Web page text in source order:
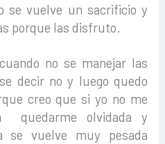
se vuelve un sacrificio y
porque las disfruto.
no se manejar las
decir no y luego quedo
creo que si yo no me
quedarme olvidada y
se vuelve muy pesada